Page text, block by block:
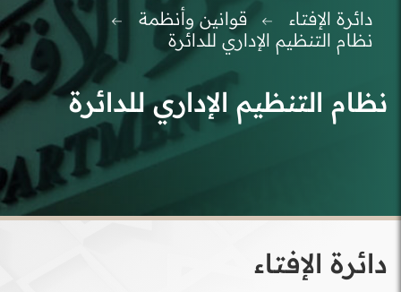
دائرة الإفتاء
قوانين وأنظمة
نظام التنظيم الإداري للدائرة
نظام التنظيم الإداري للدائرة
دائرة الإفتاء